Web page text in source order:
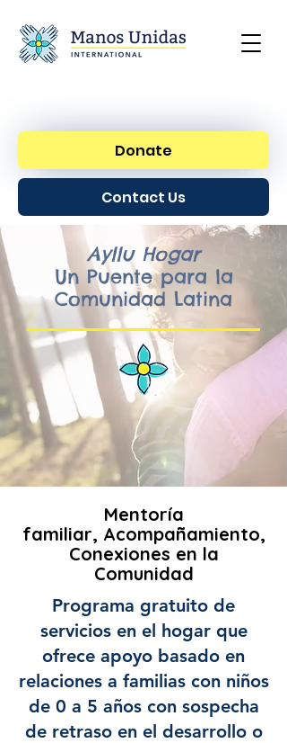
Donate
Contact Us
Ayllu Hogar
Un Puente para la
Comunidad Latina
Mentoría
familiar, Acompañamiento,
Conexiones en la
Comunidad
Programa gratuito de
servicios en el hogar que
ofrece apoyo basado en
relaciones a familias con niños
de 0 a 5 años con sospecha
de retraso en el desarrollo o